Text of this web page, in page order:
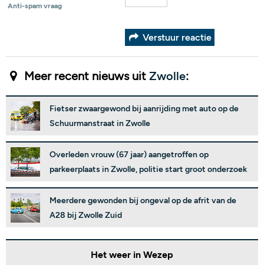
Anti-spam vraag
Verstuur reactie
Meer recent nieuws uit Zwolle:
Fietser zwaargewond bij aanrijding met auto op de
Schuurmanstraat in Zwolle
Overleden vrouw (67 jaar) aangetroffen op
parkeerplaats in Zwolle, politie start groot onderzoek
Meerdere gewonden bij ongeval op de afrit van de
A28 bij Zwolle Zuid
Het weer in Wezep